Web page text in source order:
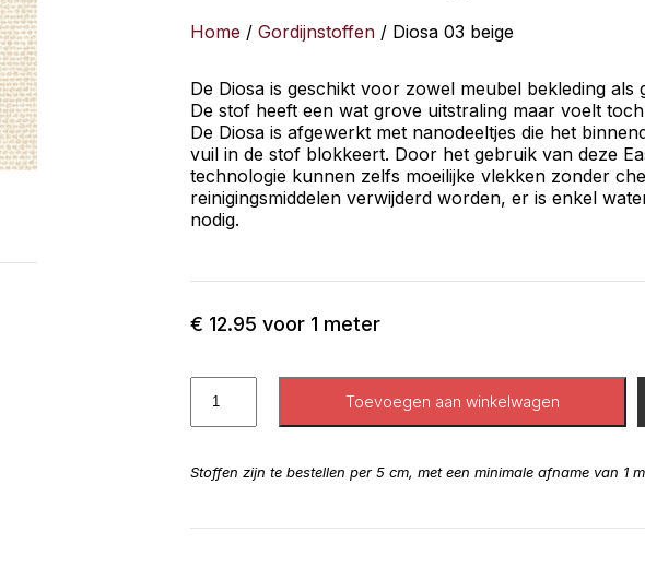
Home / Gordijnstoffen / Diosa 03 beige
De Diosa is geschikt voor zowel meubel bekleding als
De stof heeft een wat grove uitstraling maar voelt
De Diosa is afgewerkt met nanodeeltjes die het
vuil in de stof blokkeert. Door het gebruik van deze
technologie kunnen zelfs moeilijke vlekken zonder
reinigingsmiddelen verwijderd worden, er is enkel
nodig.
€ 12.95 voor 1 meter
Toevoegen aan winkelwagen
Stoffen zijn te bestellen per 5 cm, met een minimale afname van 1